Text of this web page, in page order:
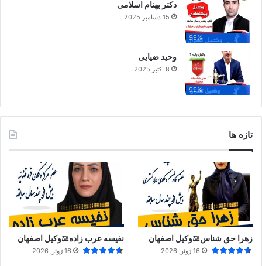
99%
دکتر بهنام اسلامی
15 دسامبر 2025
99%
وحید ضیایی
8 اکتبر 2025
تازه ها
زهرا حق شناس⚖️وکیل اصفهان
16 ژوئن 2026
نفیسه عرب زاده⚖️وکیل اصفهان
16 ژوئن 2026